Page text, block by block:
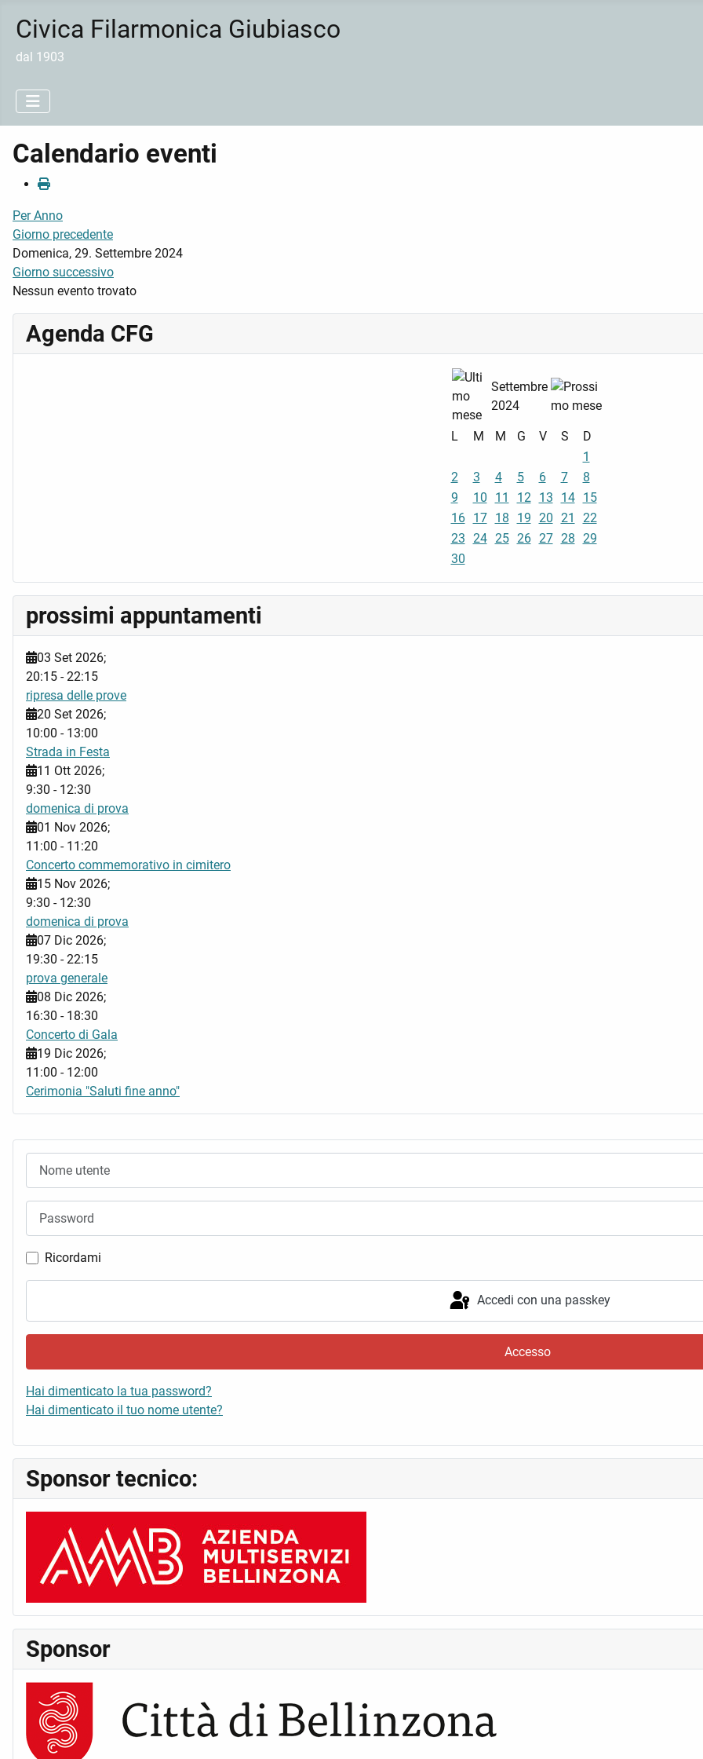
Civica Filarmonica Giubiasco
dal 1903
Ricordami
Accedi con una passkey
Accesso
Hai dimenticato la tua password?
Hai dimenticato il tuo nome utente?
Sponsor tecnico:
Sponsor
Calendario eventi
Per Anno
Giorno precedente
Domenica, 29. Settembre 2024
Giorno successivo
Nessun evento trovato
Agenda CFG
Settembre
2024
L M M G V S
D
1
2
3 4 5 6 7
8
9
10 11 12 13 14
15
16
17 18 19 20 21
22
23 24 25 26 27 28 29
30
prossimi appuntamenti
03 Set 2026;
20:15 -22:15
ripresa delle prove
20 Set 2026;
10:00 - 13:00
Strada in Festa
11 Ott 2026;
9:30 - 12:30
domenica di prova
01 Nov 2026;
11:00 - 11:20
Concerto commemorativo in cimitero
15 Nov 2026;
9:30 - 12:30
domenica di prova
07 Dic 2026;
19:30 -22:15
prova generale
08 Dic 2026;
16:30 - 18:30
Concerto di Gala
19 Dic 2026;
11:00 - 12:00
Cerimonia "Saluti fine anno"